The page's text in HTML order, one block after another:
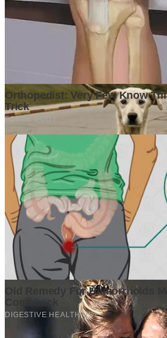
Surat Terbuka kepada Kakak Ketua
Musyawarah Daerah Luar Biasa
1 week ago